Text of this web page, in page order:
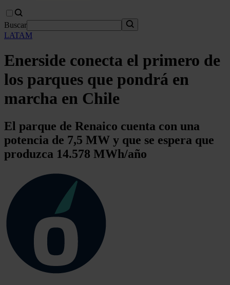
Buscar
LATAM
Enerside conecta el primero de
los parques que pondrá en
marcha en Chile
El parque de Renaico cuenta con una
potencia de 7,5 MW y que se espera que
produzca 14.578 MWh/año